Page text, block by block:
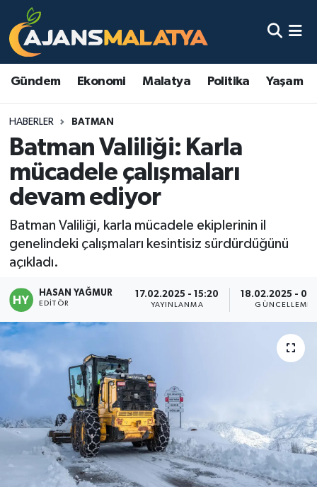
Gündem Ekonomi Malatya Politika Yaşam
HABERLER BATMAN
Batman Valiliği: Karla
mücadele çalışmaları
devam ediyor
Batman Valiliği, karla mücadele ekiplerinin il
genelindeki çalışmaları kesintisiz sürdürdüğünü
açıkladı.
HASAN YAĞMUR
EDITÖR
17.02.2025 - 15:20
YAYINLANMA
18.02.2025 -
GÜNCELLEME
Asayiş
Eğitim
Ekonomi
Gündem
Kültür & Sanat
Magazin
Sağlık
Spor
Teknoloji
Malatya Nöbetçi Eczaneler
Malatya Namaz Vakitleri
Malatya Trafik Yoğunluk Haritası
TFF 3.Lig 2.Grup Puan Durumu ve Fikstür
Tüm Manşetler
Son Dakika Haberleri
Haber Arşivi